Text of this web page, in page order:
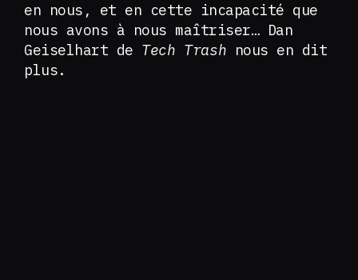
en nous, et en cette incapacité que
nous avons à nous maîtriser… Dan
Geiselhart de Tech Trash nous en dit
plus.